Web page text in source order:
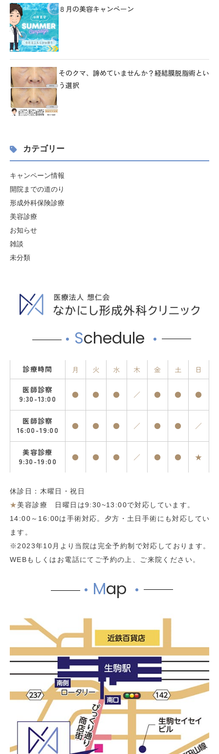
８月の美容キャンペーン
そのクマ、諦めていませんか？経結膜脱脂術とい
う選択
カテゴリー
キャンペーン情報
開院までの道のり
形成外科保険診療
美容診療
お知らせ
雑談
未分類
Schedule
診療時間 月 火 水 木 金 土 日
医師診察
9:30-13:00
● ● ● ／ ● ● ●
医師診察
16:00-19:00
● ● ● ／ ● ● ／
美容診療
9:30-19:00
● ● ● ／ ● ● ★
休診日：木曜日・祝日
★美容診療 日曜日は9:30~13:00で対応しています。
14:00～16:00は手術対応。夕方・土日手術にも対応してい
ます。
※2023年10月より当院は完全予約制で対応しております。
WEBもしくはお電話にてご予約の上、ご来院ください。
Map